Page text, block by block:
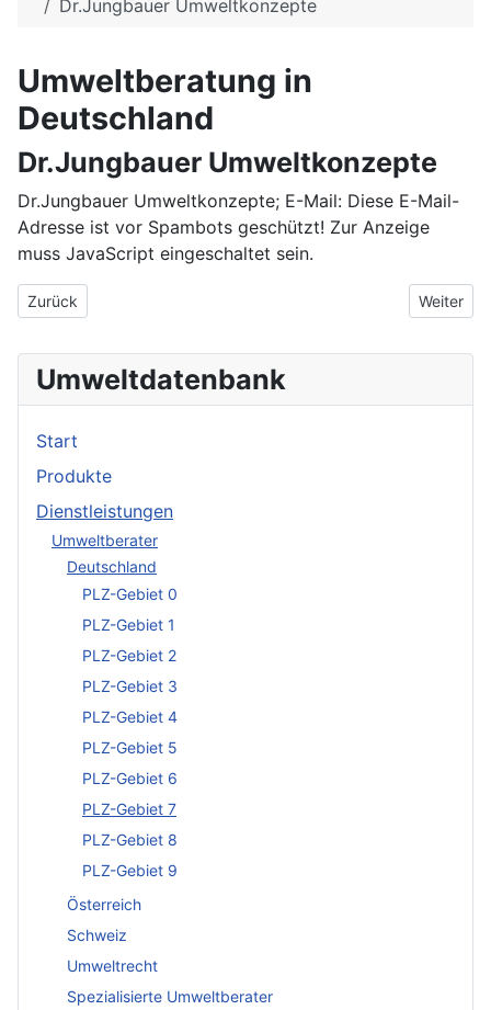
Dr.Jungbauer Umweltkonzepte
Umweltberatung in
Deutschland
Dr.Jungbauer Umweltkonzepte
Dr.Jungbauer Umweltkonzepte; E-Mail: Diese E-Mail-
Adresse ist vor Spambots geschützt! Zur Anzeige
muss JavaScript eingeschaltet sein.
Vorheriger Beitrag: Dr. Thomczyk Chemie-Sicherheit-
Zurück Nächster
Weiter
Umweltdatenbank
Start
Produkte
Dienstleistungen
Umweltberater
Deutschland
PLZ-Gebiet 0
PLZ-Gebiet 1
PLZ-Gebiet 2
PLZ-Gebiet 3
PLZ-Gebiet 4
PLZ-Gebiet 5
PLZ-Gebiet 6
PLZ-Gebiet 7
PLZ-Gebiet 8
PLZ-Gebiet 9
Österreich
Schweiz
Umweltrecht
Spezialisierte Umweltberater